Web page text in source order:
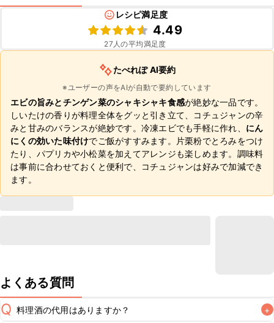
レシピ満足度
4.49
27 人の平均満足度
たべれぽ AI要約
※ユーザーの声をAIが自動で要約しています
エビの旨みとチンゲン菜のシャキシャキ食感が絶妙な一品です。
しいたけの香りが料理全体をグッと引き立て、コチュジャンの辛
みと甘みのバランスが絶妙です。冷凍エビでも手軽に作れ、 にん
にくの効いた味付けでご飯がすすみます。片栗粉でとろみをつけ
たり、パプリカや小松菜を加えてアレンジも楽しめます。調味料
は事前に合わせておくと便利で、コチュジャンは好みで加減でき
ます。
よくある質問
Q 料理酒の代用はありますか？ +